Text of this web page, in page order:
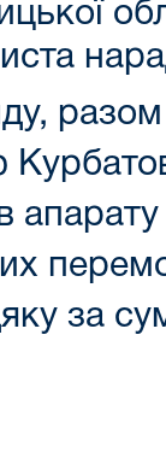
за